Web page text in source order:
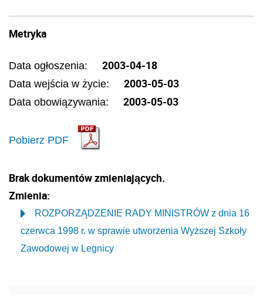
Metryka
Data ogłoszenia: 2003-04-18
Data wejścia w życie: 2003-05-03
Data obowiązywania: 2003-05-03
Pobierz PDF
Brak dokumentów zmieniających.
Zmienia:
ROZPORZĄDZENIE RADY MINISTRÓW z dnia 16
czerwca 1998 r. w sprawie utworzenia Wyższej Szkoły
Zawodowej w Legnicy